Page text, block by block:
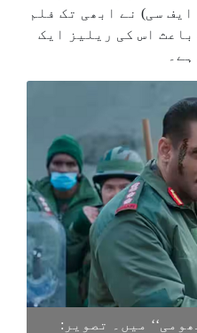
سی) نے ابھی تک فلم
اس کی ریلیز ایک
میں۔ تصویر: